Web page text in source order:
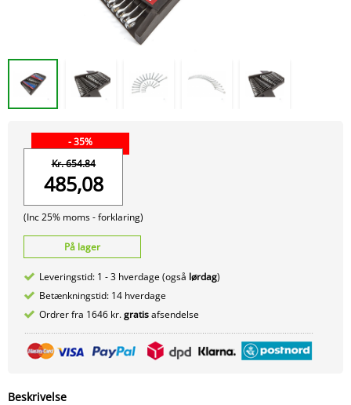
- 35%
Kr. 654.84
485,08
(Inc 25% moms -forklaring)
På lager
Leveringstid: 1 - 3 hverdage (også lørdag)
Betænkningstid: 14 hverdage
Ordrer fra 1646 kr.gratisafsendelse
Beskrivelse